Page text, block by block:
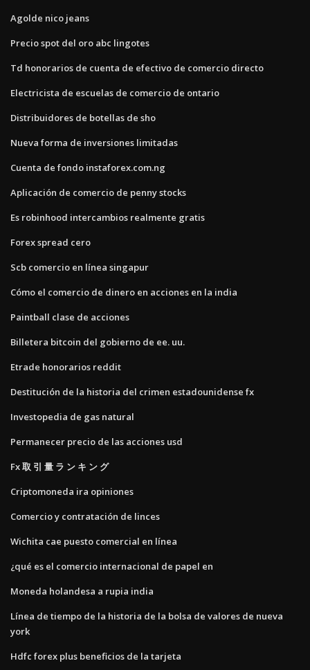
Agolde nico jeans
Precio spot del oro abc lingotes
Td honorarios de cuenta de efectivo de comercio directo
Electricista de escuelas de comercio de ontario
Distribuidores de botellas de sho
Nueva forma de inversiones limitadas
Cuenta de fondo instaforex.com.ng
Aplicación de comercio de penny stocks
Es robinhood intercambios realmente gratis
Forex spread cero
Scb comercio en línea singapur
Cómo el comercio de dinero en acciones en la india
Paintball clase de acciones
Billetera bitcoin del gobierno de ee. uu.
Etrade honorarios reddit
Destitución de la historia del crimen estadounidense fx
Investopedia de gas natural
Permanecer precio de las acciones usd
Fx 取 引 量 ラ ン キ ン グ
Criptomoneda ira opiniones
Comercio y contratación de linces
Wichita cae puesto comercial en línea
¿qué es el comercio internacional de papel en
Moneda holandesa a rupia india
Línea de tiempo de la historia de la bolsa de valores de nueva
york
Hdfc forex plus beneficios de la tarjeta